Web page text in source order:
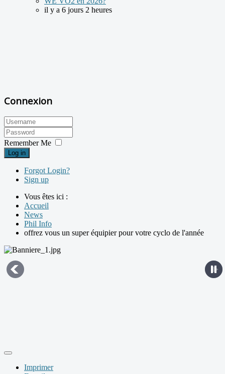
il y a 6 jours 2 heures
Connexion
Remember Me
Log in
Forgot Login?
Sign up
Vous êtes ici :
Accueil
News
Phil Info
offrez vous un super équipier pour votre cyclo de l'année
Imprimer